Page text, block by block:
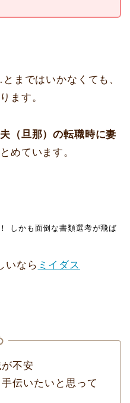
まではいかなくても、
ます。
夫（旦那）の転職時に妻
めています。
しかも面倒な書類選考が飛ば
いなら ミイダス
不安
伝いたいと思って